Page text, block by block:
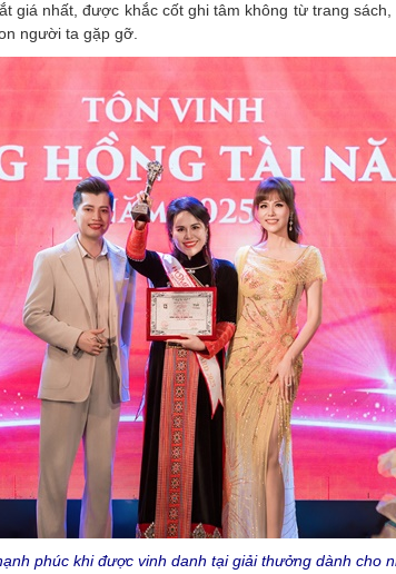
giá nhất, được khắc cốt ghi tâm không từ trang
người ta gặp gỡ.
phúc khi được vinh danh tại giải thưởng dành cho